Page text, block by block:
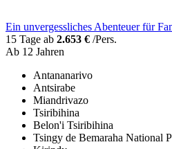
Ein unvergessliches Abenteuer für
15 Tage ab 2.653 € /Pers.
Ab 12 Jahren
Antananarivo
Antsirabe
Miandrivazo
Tsiribihina
Belon'i Tsiribihina
Tsingy de Bemaraha National